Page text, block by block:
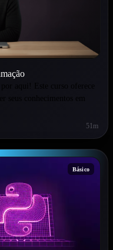
aqui! Este curso oferece
seus conhecimentos em
51m
Básico